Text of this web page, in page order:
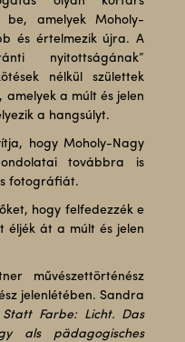
amelyek Moholy-
és értelmezik újra. A
nyitottságának”
nélkül születtek
amelyek a múlt és jelen
a hangsúlyt.
hogy Moholy-Nagy
továbbra is
fotográfiát.
hogy felfedezzék e
éljék át a múlt és jelen
művészettörténész
jelenlétében. Sandra
Statt Farbe: Licht. Das
als pädagogisches